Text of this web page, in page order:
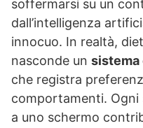
soffermarsi su un
dall’intelligenza
innocuo. In realtà,
nasconde un
che registra
comportamenti.
a uno schermo